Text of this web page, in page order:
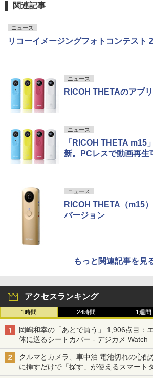
関連記事
ニュース
リコーイメージングフォトコンテスト
ニュース
RICOH THETAのアプ
ニュース
「RICOH THETA m15
新。PCレスで動画再生
ニュース
RICOH THETA（m15
バージョン
もっと関連記事を見
アクセスランキング
1時間 24時間 1週間
岡嶋和幸の「あとで買う」 1,906点目：
体に送るシートカバー - デジカメ Watch
クルマとカメラ、車中泊 電池切れの心配
に挿すだけで「探す」が使えるスマート